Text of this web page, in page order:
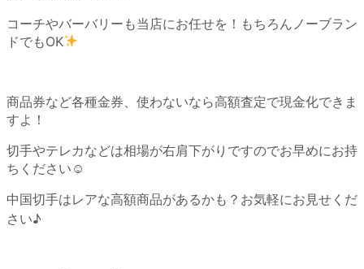
コーチやバーバリーも当店にお任せを！もちろんノーブラン
ドでもOK
商品券など各種金券、使わないなら高額査定で現金化できま
すよ！
切手やテレカなどは相場が右肩下がりですのでお早めにお持
ちください☺
中国切手はレアな高額商品があるかも？お気軽にお見せくだ
さい♪